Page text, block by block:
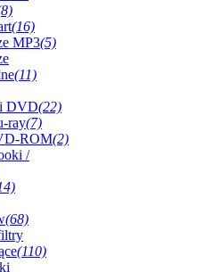
(16)
MP3(5)
(11)
DVD(22)
ray(7)
ROM(2)
/
(68)
(110)